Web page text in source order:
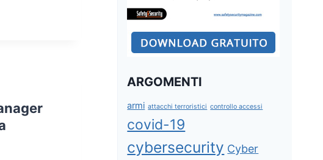
ARGOMENTI
armi attacchi terroristici controllo accessi
covid-19
cybersecurity Cyber